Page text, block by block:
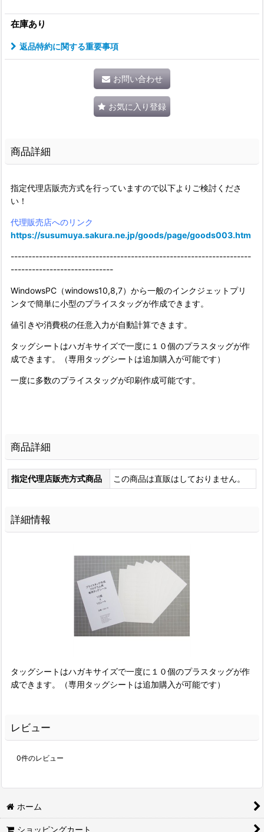
在庫あり
返品特約に関する重要事項
お問い合わせ
お気に入り登録
商品詳細
指定代理店販売方式を行っていますので以下よりご検討くださ
い！
代理販売店へのリンク
https://susumuya.sakura.ne.jp/goods/page/goods003.htm
--------------------------------------------------------------------
-----------------------------
WindowsPC（windows10,8,7）から一般のインクジェットプリ
ンタで簡単に小型のプライスタッグが作成できます。
値引きや消費税の任意入力が自動計算できます。
タッグシートはハガキサイズで一度に１０個のプラスタッグが作
成できます。（専用タッグシートは追加購入が可能です）
一度に多数のプライスタッグが印刷作成可能です。
商品詳細
指定代理店販売方式商品 この商品は直販はしておりません。
詳細情報
タッグシートはハガキサイズで一度に１０個のプラスタッグが作
成できます。（専用タッグシートは追加購入が可能です）
レビュー
0件のレビュー
ホーム
ショッピングカート